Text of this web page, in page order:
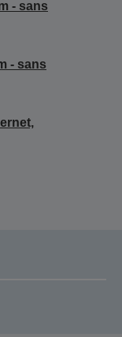
- sans
- sans